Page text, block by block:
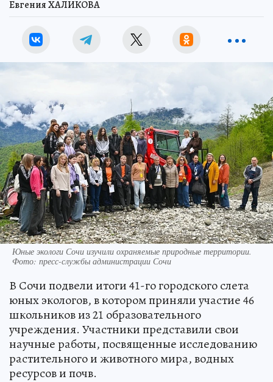
Евгения ХАЛИКОВА
Юные экологи Сочи изучили охраняемые природные территории.
Фото: пресс-службы администрации Сочи
В Сочи подвели итоги 41-го городского слета
юных экологов, в котором приняли участие 46
школьников из 21 образовательного
учреждения. Участники представили свои
научные работы, посвященные исследованию
растительного и животного мира, водных
ресурсов и почв.